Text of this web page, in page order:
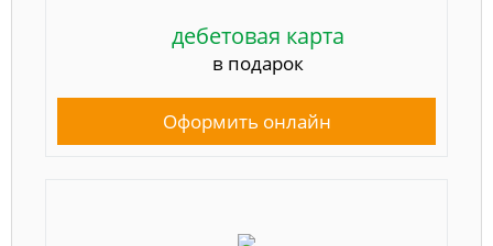
дебетовая карта
в подарок
Оформить онлайн